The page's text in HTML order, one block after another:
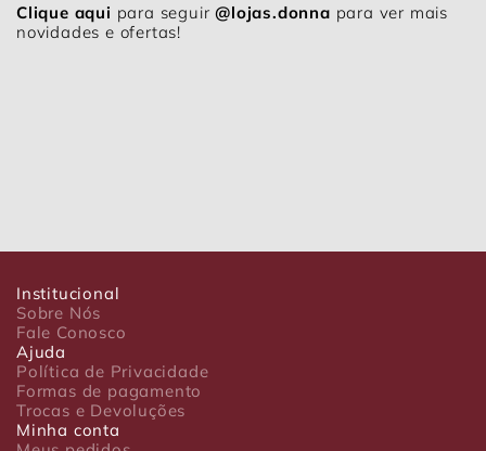
Clique aqui para seguir@lojas.donna para ver mais
novidades e ofertas!
Institucional
Sobre Nós
Fale Conosco
Ajuda
Política de Privacidade
Formas de pagamento
Trocas e Devoluções
Minha conta